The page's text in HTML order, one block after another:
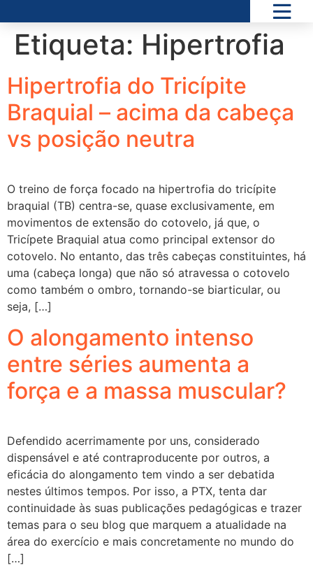
Etiqueta: Hipertrofia
Hipertrofia do Tricípite
Braquial – acima da cabeça
vs posição neutra
O treino de força focado na hipertrofia do tricípite
braquial (TB) centra-se, quase exclusivamente, em
movimentos de extensão do cotovelo, já que, o
Tricípete Braquial atua como principal extensor do
cotovelo. No entanto, das três cabeças constituintes, há
uma (cabeça longa) que não só atravessa o cotovelo
como também o ombro, tornando-se biarticular, ou
seja, […]
O alongamento intenso
entre séries aumenta a
força e a massa muscular?
Defendido acerrimamente por uns, considerado
dispensável e até contraproducente por outros, a
eficácia do alongamento tem vindo a ser debatida
nestes últimos tempos. Por isso, a PTX, tenta dar
continuidade às suas publicações pedagógicas e trazer
temas para o seu blog que marquem a atualidade na
área do exercício e mais concretamente no mundo do
[…]